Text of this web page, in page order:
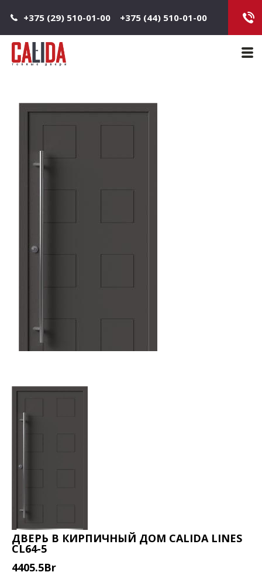
+375 (29) 510-01-00
+375 (44) 510-01-00
ДВЕРЬ В КИРПИЧНЫЙ ДОМ CALIDA LINES
CL64-5
4405.5Br